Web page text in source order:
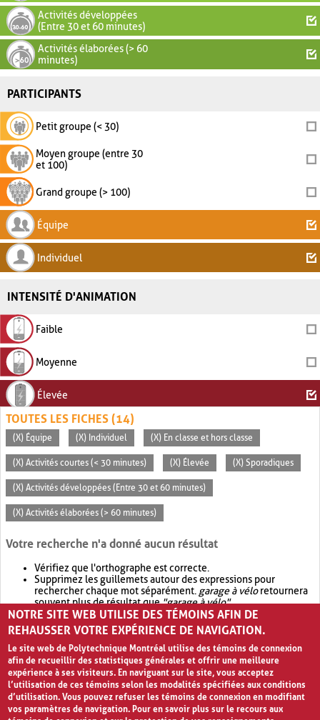
Activités développées
(Entre 30 et 60 minutes)
Activités élaborées (> 60
minutes)
PARTICIPANTS
Petit groupe (< 30)
Moyen groupe (entre 30
et 100)
Grand groupe (> 100)
Équipe
Individuel
INTENSITÉ D'ANIMATION
Faible
Moyenne
Élevée
TOUTES LES FICHES (14)
(X) Équipe (X) Individuel (X) En classe et hors classe
(X) Activités courtes (< 30 minutes) (X) Élevée (X) Sporadiques
(X) Activités développées (Entre 30 et 60 minutes)
(X) Activités élaborées (> 60 minutes)
Votre recherche n'a donné aucun résultat
Vérifiez que l'orthographe est correcte.
Supprimez les guillemets autour des expressions pour
rechercher chaque mot séparément. garage à véloretournera
souvent plus de résultat que"garage à vélo".
Envisagez d'élargir votre recherche avec OR.garage OR vélo
retournera souvent plus de résultat quegarage à vélo
NOTRE SITE WEB UTILISE DES TÉMOINS AFIN DE
REHAUSSER VOTRE EXPÉRIENCE DE NAVIGATION.
Le site web de Polytechnique Montréal utilise des témoins de connexion
afin de recueillir des statistiques générales et offrir une meilleure
expérience à ses visiteurs. En naviguant sur le site, vous acceptez
l’utilisation de ces témoins selon les modalités spécifiées aux conditions
d’utilisation. Vous pouvez refuser les témoins de connexion en modifiant
vos paramètres de navigation. Pour en savoir plus sur le recours aux